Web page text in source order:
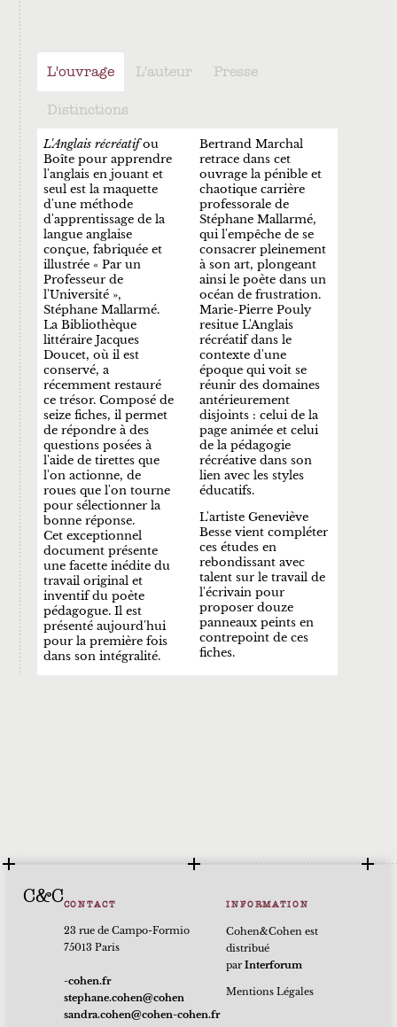
L'ouvrage L'auteur Presse
Distinctions
L'Anglais récréatifou
Boîte pour apprendre
l'anglais en jouant et
seul est la maquette
d'une méthode
d'apprentissage de la
langue anglaise
conçue, fabriquée et
illustrée « Par un
Professeur de
l'Université »,
Stéphane Mallarmé.
La Bibliothèque
littéraire Jacques
Doucet, où il est
conservé, a
récemment restauré
ce trésor. Composé de
seize fiches, il permet
de répondre à des
questions posées à
l'aide de tirettes que
l'on actionne, de
roues que l'on tourne
pour sélectionner la
bonne réponse.
Cet exceptionnel
document présente
une facette inédite du
travail original et
inventif du poète
pédagogue. Il est
présenté aujourd'hui
pour la première fois
dans son intégralité.
Bertrand Marchal
retrace dans cet
ouvrage la pénible et
chaotique carrière
professorale de
Stéphane Mallarmé,
qui l'empêche de se
consacrer pleinement
à son art, plongeant
ainsi le poète dans un
océan de frustration.
Marie-Pierre Pouly
resitue L'Anglais
récréatif dans le
contexte d'une
époque qui voit se
réunir des domaines
antérieurement
disjoints : celui de la
page animée et celui
de la pédagogie
récréative dans son
lien avec les styles
éducatifs.
L'artiste Geneviève
Besse vient compléter
ces études en
rebondissant avec
talent sur le travail de
l'écrivain pour
proposer douze
panneaux peints en
contrepoint de ces
fiches.
C&CCONTACT
23 rue de Campo-Formio
75013 Paris
rf.nehoc-
nehoc@nehoc.enahpets
rf.nehoc-nehoc@nehoc.ardnas
INFORMATION
Cohen&Cohen est
distribué
parInterforum
Mentions Légales